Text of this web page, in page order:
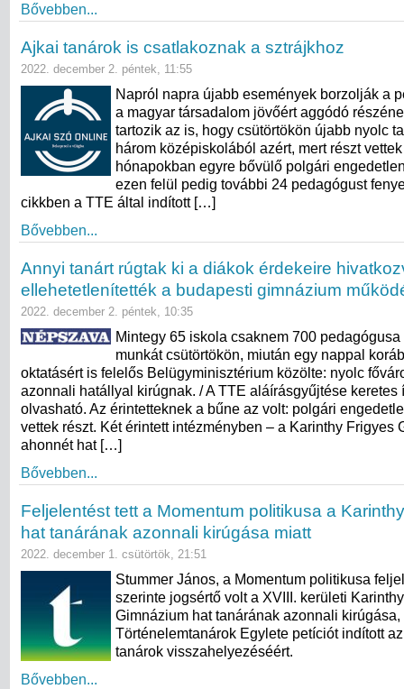
Bővebben...
Ajkai tanárok is csatlakoznak a sztrájkhoz
2022. december 2. péntek, 11:55
Napról napra újabb események borzolják a
a magyar társadalom jövőért aggódó
tartozik az is, hogy csütörtökön újabb nyolc
három középiskolából azért, mert részt
hónapokban egyre bővülő polgári
ezen felül pedig további 24 pedagógust
cikkben a TTE által indított […]
Bővebben...
Annyi tanárt rúgtak ki a diákok érdekeire
ellehetetlenítették a budapesti gimnázium
2022. december 2. péntek, 10:35
Mintegy 65 iskola csaknem 700 pedagógusa
munkát csütörtökön, miután egy nappal
oktatásért is felelős Belügyminisztérium közölte: nyolc
azonnali hatállyal kirúgnak. / A TTE aláírásgyűjtése keretes
olvasható. Az érintetteknek a bűne az volt: polgári
vettek részt. Két érintett intézményben – a Karinthy Frigyes
ahonnét hat […]
Bővebben...
Feljelentést tett a Momentum politikusa a
hat tanárának azonnali kirúgása miatt
2022. december 1. csütörtök, 21:51
Stummer János, a Momentum politikusa
szerinte jogsértő volt a XVIII. kerületi
Gimnázium hat tanárának azonnali kirúgása,
Történelemtanárok Egylete petíciót indított
tanárok visszahelyezéséért.
Bővebben...